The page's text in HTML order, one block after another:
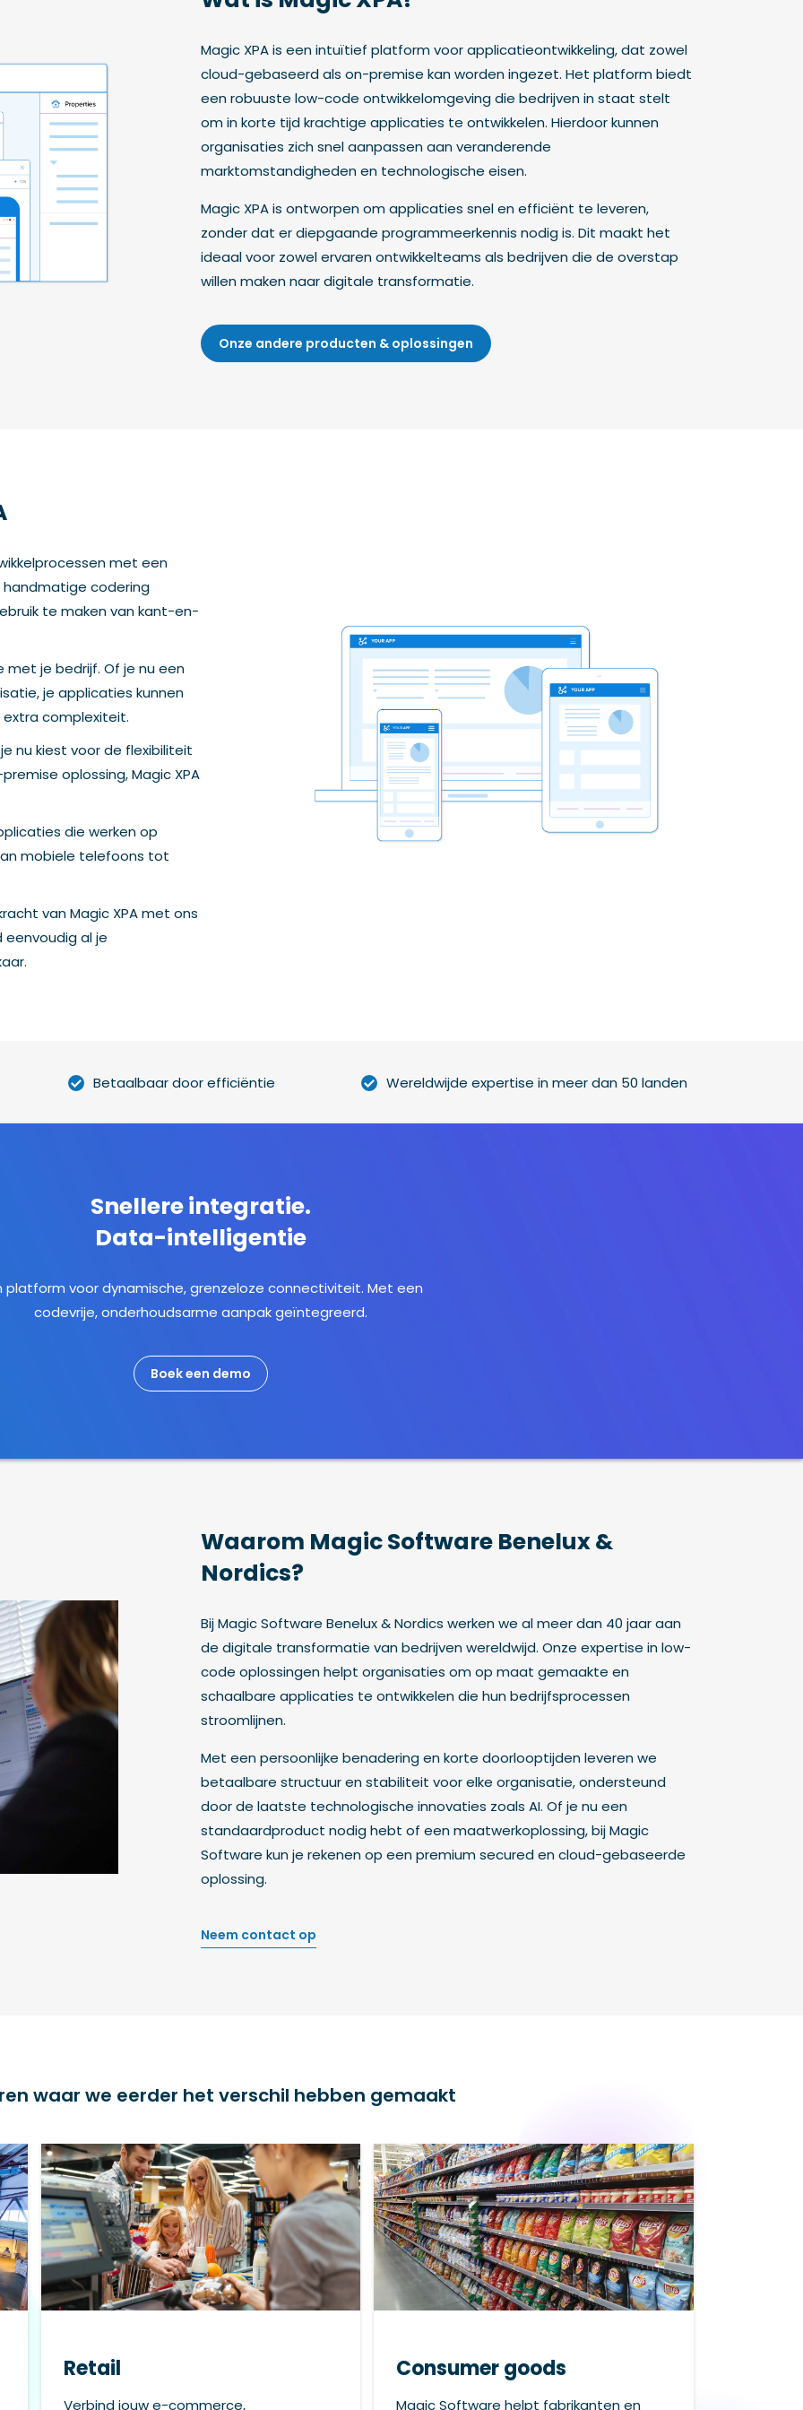
Magic XPA is een intuïtief platform voor applicatieontwikkeling, dat zowel
cloud-gebaseerd als on-premise kan worden ingezet. Het platform biedt
een robuuste low-code ontwikkelomgeving die bedrijven in staat stelt
om in korte tijd krachtige applicaties te ontwikkelen. Hierdoor kunnen
organisaties zich snel aanpassen aan veranderende
marktomstandigheden en technologische eisen.
Magic XPA is ontworpen om applicaties snel en efficiënt te leveren,
zonder dat er diepgaande programmeerkennis nodig is. Dit maakt het
ideaal voor zowel ervaren ontwikkelteams als bedrijven die de overstap
willen maken naar digitale transformatie.
Onze andere producten & oplossingen
met een
codering
te maken van kant-en-
met je bedrijf. Of je nu een
je applicaties kunnen
complexiteit.
nu kiest voor de flexibiliteit
oplossing, Magic XPA
die werken op
mobiele telefoons tot
van Magic XPA met ons
eenvoudig al je
Betaalbaar door efficiëntie Wereldwijde expertise in meer dan 50 landen
Snellere integratie.
Data-intelligentie
platform voor dynamische, grenzeloze connectiviteit. Met een
codevrije, onderhoudsarme aanpak geïntegreerd.
Boek een demo
Waarom Magic Software Benelux &
Nordics?
Bij Magic Software Benelux & Nordics werken we al meer dan 40 jaar aan
de digitale transformatie van bedrijven wereldwijd. Onze expertise in low-
code oplossingen helpt organisaties om op maat gemaakte en
schaalbare applicaties te ontwikkelen die hun bedrijfsprocessen
stroomlijnen.
Met een persoonlijke benadering en korte doorlooptijden leveren we
betaalbare structuur en stabiliteit voor elke organisatie, ondersteund
door de laatste technologische innovaties zoals AI. Of je nu een
standaardproduct nodig hebt of een maatwerkoplossing, bij Magic
Software kun je rekenen op een premium secured en cloud-gebaseerde
oplossing.
Neem contact op
waar we eerder het verschil hebben gemaakt
Retail
Verbind jouw e-commerce,
Consumer goods
Magic Software helpt fabrikanten en